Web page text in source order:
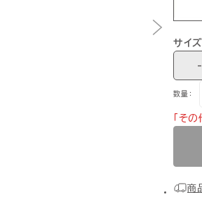
サイズ
-
数量：
「そ
商